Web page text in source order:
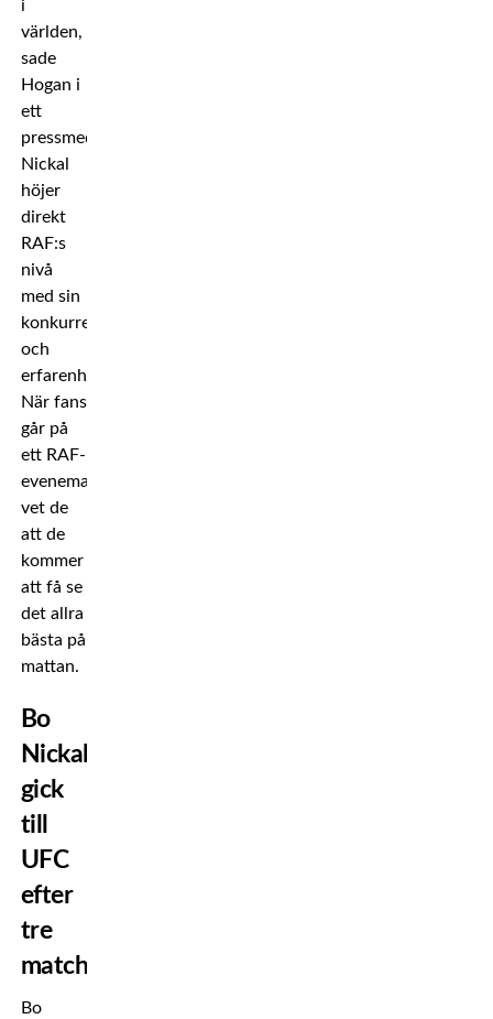
i
världen,
sade
Hogan i
ett
pressmeddelande.
Nickal
höjer
direkt
RAF:s
nivå
med sin
konkurrenskraft
och
erfarenhet.
När fans
går på
ett RAF-
evenemang
vet de
att de
kommer
att få se
det allra
bästa på
mattan.
Bo
Nickal
gick
till
UFC
efter
tre
matcher
Bo